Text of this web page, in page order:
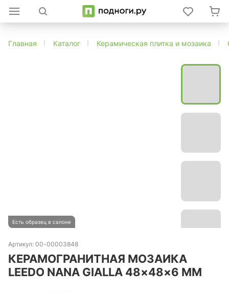
Главная Каталог Керамическая плитка и мозаика
Есть образец в салоне
Артикул: 00-00003848
КЕРАМОГРАНИТНАЯ МОЗАИКА
LEEDO NANA GIALLA 48×48×6 ММ